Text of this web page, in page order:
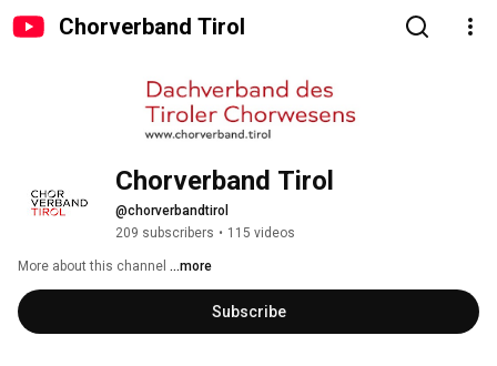
Chorverband Tirol
Chorverband Tirol
@chorverbandtirol
209 subscribers • 115 videos
More about this channel ...more
Subscribe